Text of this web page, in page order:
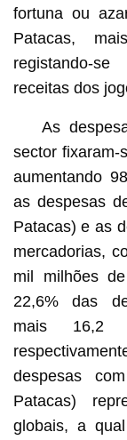
fortuna ou
Patacas,
registando-
receitas dos
As
sector fixaram-
aumentando
as despesas
Patacas) e as
mercadorias,
mil milhões
22,6% das
mais 16,2
despesas
Patacas)
globais, a